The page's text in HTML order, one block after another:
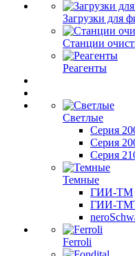
Загрузки для
Станции
Реагенты
Светлые
Серия
Серия
Серия
Темные
ГИИ-ТМ
ГИИ-
Ferroli